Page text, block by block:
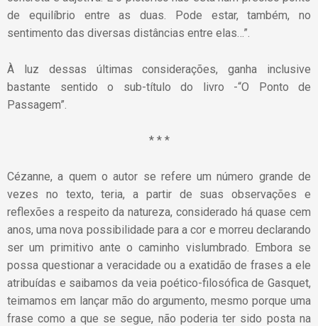
de equilíbrio entre as duas. Pode estar, também, no
sentimento das diversas distâncias entre elas…”.
À luz dessas últimas considerações, ganha inclusive
bastante sentido o sub-título do livro -“O Ponto de
Passagem”.
* * *
Cézanne, a quem o autor se refere um número grande de
vezes no texto, teria, a partir de suas observações e
reflexões a respeito da natureza, considerado há quase cem
anos, uma nova possibilidade para a cor e morreu declarando
ser um primitivo ante o caminho vislumbrado. Embora se
possa questionar a veracidade ou a exatidão de frases a ele
atribuídas e saibamos da veia poético-filosófica de Gasquet,
teimamos em lançar mão do argumento, mesmo porque uma
frase como a que se segue, não poderia ter sido posta na